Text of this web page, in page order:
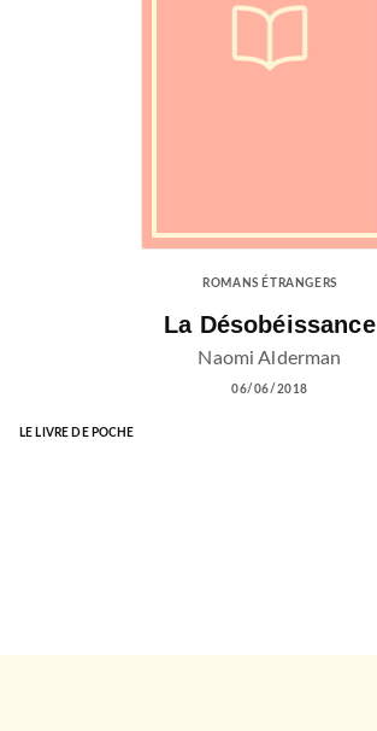
ROMANS ÉTRANGERS
La Désobéissance
Naomi Alderman
06/06/2018
LE LIVRE DE POCHE